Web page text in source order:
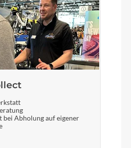
bei Abholung auf eigener